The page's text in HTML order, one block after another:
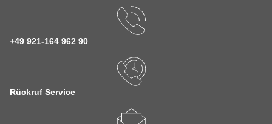
+49 921-164 962 90
Rückruf Service